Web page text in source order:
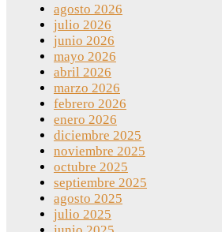
agosto 2026
julio 2026
junio 2026
mayo 2026
abril 2026
marzo 2026
febrero 2026
enero 2026
diciembre 2025
noviembre 2025
octubre 2025
septiembre 2025
agosto 2025
julio 2025